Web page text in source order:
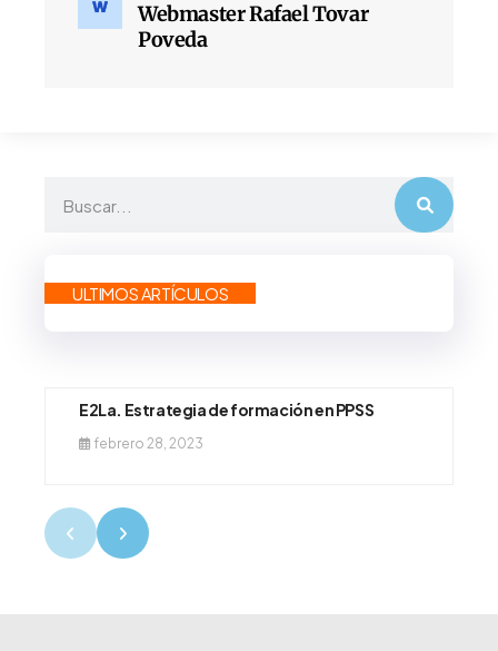
Webmaster Rafael Tovar
Poveda
ULTIMOS ARTÍCULOS
E2La. Estrategia de formación en PPSS
febrero 28, 2023